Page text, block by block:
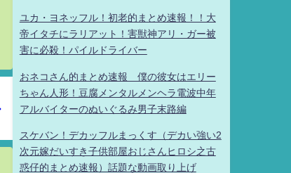
ユカ・ヨネッフル！初老的まとめ速報！！大
帝イタチにラリアット！害獣神アリ・ガー被
害に必殺！パイルドライバー
おネコさん的まとめ速報 僕の彼女はエリー
ちゃん人形！豆腐メンタルメンヘラ電波中年
アルバイターのぬいぐるみ男子末路編
スケバン！デカッフルまっくす（デカい強い2
次元嫁だいすき子供部屋おじさんヒロシ之古
惑仔的まとめ速報）話題な動画取り上げ